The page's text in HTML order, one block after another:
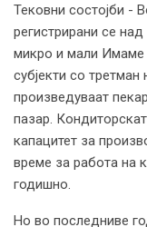
Тековни состојби -
регистрирани се
микро и мали Имаме
субјекти со
произведуваат
пазар.
капацитет за
време за работа на
годишно.
Но во последниве